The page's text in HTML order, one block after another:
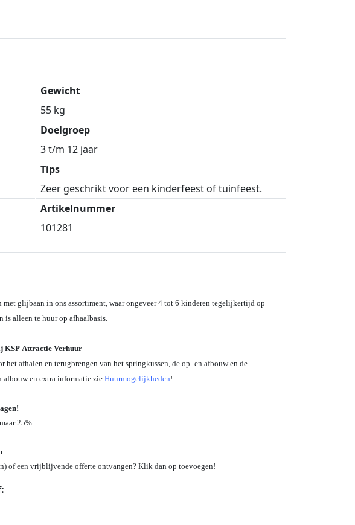
Gewicht
55 kg
Doelgroep
3 t/m 12 jaar
Tips
Zeer geschrikt voor een kinderfeest of tuinfeest.
Artikelnummer
101281
glijbaan in ons assortiment, waar ongeveer 4 tot 6 kinderen tegelijkertijd op
alleen te huur op afhaalbasis.
KSP Attractie Verhuur
afhalen en terugbrengen van het springkussen, de op- en afbouw en de
en extra informatie zie Huurmogelijkheden!
25%
of een vrijblijvende offerte ontvangen? Klik dan op toevoegen!